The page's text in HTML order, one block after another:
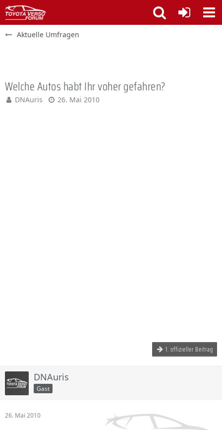
Aktuelle Umfragen
Welche Autos habt Ihr voher gefahren?
DNAuris 26. Mai 2010
1. offizieller Beitrag
DNAuris
Gast
26. Mai 2010